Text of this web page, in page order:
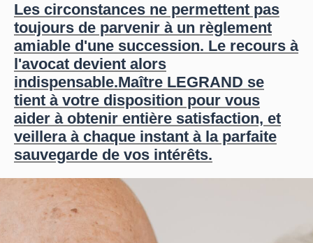
Les circonstances ne permettent pas
toujours de parvenir à un règlement
amiable d'une succession. Le recours à
l'avocat devient alors
indispensable.Maître LEGRAND se
tient à votre disposition pour vous
aider à obtenir entière satisfaction, et
veillera à chaque instant à la parfaite
sauvegarde de vos intérêts.